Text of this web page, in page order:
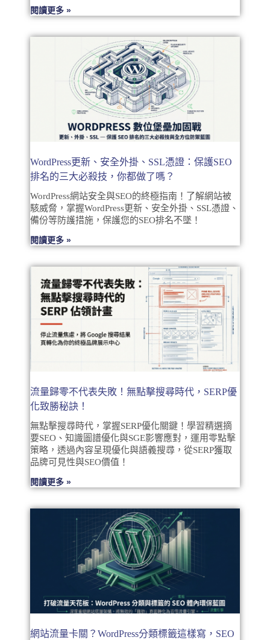
閱讀更多 »
WordPress更新、安全外掛、SSL憑證：保護SEO
排名的三大必殺技，你都做了嗎？
WordPress網站安全與SEO的終極指南！了解網站被
駭威脅，掌握WordPress更新、安全外掛、SSL憑證、
備份等防護措施，保護您的SEO排名不墜！
閱讀更多 »
流量歸零不代表失敗！無點擊搜尋時代，SERP優
化致勝秘訣！
無點擊搜尋時代，掌握SERP優化關鍵！學習精選摘
要SEO、知識圖譜優化與SGE影響應對，運用零點擊
策略，透過內容呈現優化與語義搜尋，從SERP獲取
品牌可見性與SEO價值！
閱讀更多 »
網站流量卡關？WordPress分類標籤這樣寫，SEO